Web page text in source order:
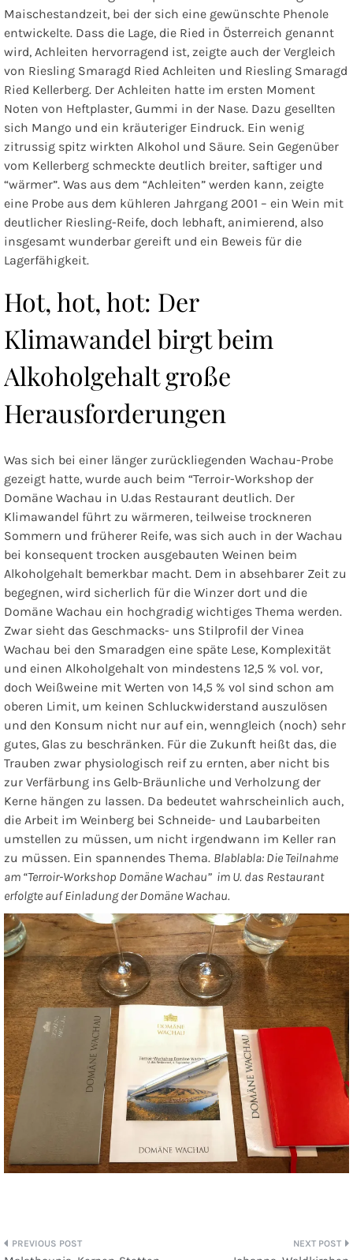
Maischestandzeit, bei der sich eine gewünschte Phenole
entwickelte. Dass die Lage, die Ried in Österreich genannt
wird, Achleiten hervorragend ist, zeigte auch der Vergleich
von Riesling Smaragd Ried Achleiten und Riesling Smaragd
Ried Kellerberg. Der Achleiten hatte im ersten Moment
Noten von Heftplaster, Gummi in der Nase. Dazu gesellten
sich Mango und ein kräuteriger Eindruck. Ein wenig
zitrussig spitz wirkten Alkohol und Säure. Sein Gegenüber
vom Kellerberg schmeckte deutlich breiter, saftiger und
“wärmer”. Was aus dem “Achleiten” werden kann, zeigte
eine Probe aus dem kühleren Jahrgang 2001 – ein Wein mit
deutlicher Riesling-Reife, doch lebhaft, animierend, also
insgesamt wunderbar gereift und ein Beweis für die
Lagerfähigkeit.
Hot, hot, hot: Der
Klimawandel birgt beim
Alkoholgehalt große
Herausforderungen
Was sich bei einer länger zurückliegenden Wachau-Probe
gezeigt hatte, wurde auch beim “Terroir-Workshop der
Domäne Wachau in U.das Restaurant deutlich. Der
Klimawandel führt zu wärmeren, teilweise trockneren
Sommern und früherer Reife, was sich auch in der Wachau
bei konsequent trocken ausgebauten Weinen beim
Alkoholgehalt bemerkbar macht. Dem in absehbarer Zeit zu
begegnen, wird sicherlich für die Winzer dort und die
Domäne Wachau ein hochgradig wichtiges Thema werden.
Zwar sieht das Geschmacks- uns Stilprofil der Vinea
Wachau bei den Smaradgen eine späte Lese, Komplexität
und einen Alkoholgehalt von mindestens 12,5 % vol. vor,
doch Weißweine mit Werten von 14,5 % vol sind schon am
oberen Limit, um keinen Schluckwiderstand auszulösen
und den Konsum nicht nur auf ein, wenngleich (noch) sehr
gutes, Glas zu beschränken. Für die Zukunft heißt das, die
Trauben zwar physiologisch reif zu ernten, aber nicht bis
zur Verfärbung ins Gelb-Bräunliche und Verholzung der
Kerne hängen zu lassen. Da bedeutet wahrscheinlich auch,
die Arbeit im Weinberg bei Schneide- und Laubarbeiten
umstellen zu müssen, um nicht irgendwann im Keller ran
zu müssen. Ein spannendes Thema. Blablabla: Die Teilnahme
am “Terroir-Workshop Domäne Wachau” im U. das Restaurant
erfolgte auf Einladung der Domäne Wachau.